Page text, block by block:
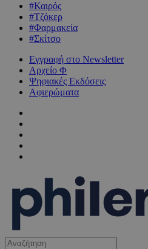
#Καιρός
#Τζόκερ
#Φαρμακεία
#Σκίτσο
Εγγραφή στο Newsletter
Αρχείο Φ
Ψηφιακές Εκδόσεις
Αφιερώματα